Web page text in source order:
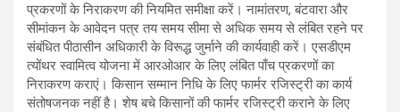
प्रकरणों के निराकरण की नियमित समीक्षा करें। नामांतरण, बंटवारा और
सीमांकन के आवेदन पत्र तय समय सीमा से अधिक समय से लंबित रहने पर
संबंधित पीठासीन अधिकारी के विरूद्ध जुर्माने की कार्यवाही करें। एसडीएम
त्योंथर स्वामित्व योजना में आरओआर के लिए लंबित पाँच प्रकरणों का
निराकरण कराएं। किसान सम्मान निधि के लिए फार्मर रजिस्ट्री का कार्य
संतोषजनक नहीं है। शेष बचे किसानों की फार्मर रजिस्ट्री कराने के लिए